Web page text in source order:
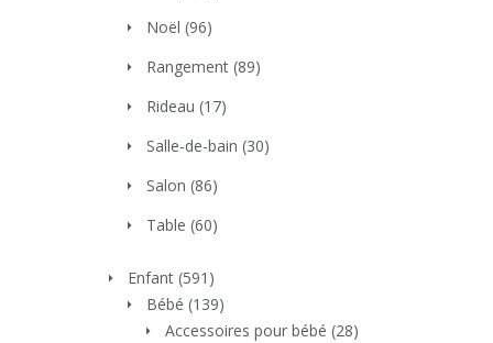
Noël (96)
Rangement (89)
Rideau (17)
Salle-de-bain (30)
Salon (86)
Table (60)
Enfant (591)
Bébé (139)
Accessoires pour bébé (28)